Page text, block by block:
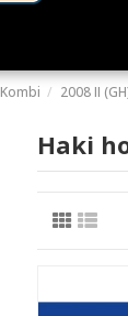
Kombi 2008 II
Haki